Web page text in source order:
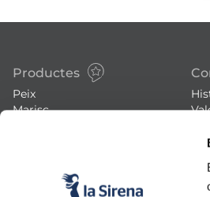
Productes
Peix
Marisc
Gelats i postres